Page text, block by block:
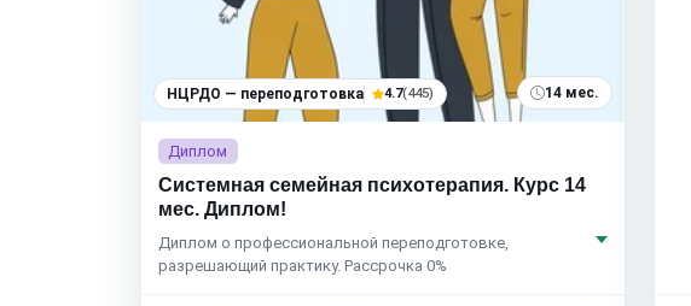
НЦРДО — переподготовка 4.7(445) 14 мес.
Диплом
Системная семейная психотерапия. Курс 14
мес. Диплом!
Диплом о профессиональной переподготовке,
разрешающий практику. Рассрочка 0%